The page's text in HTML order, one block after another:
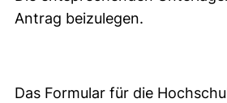
Antrag beizulegen.
Das Formular für die